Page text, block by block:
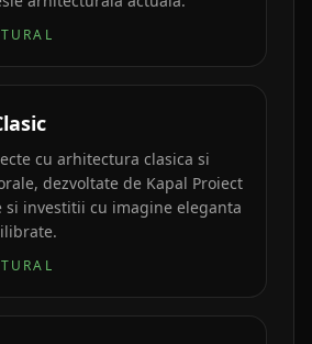
cu arhitectura clasica si
dezvoltate de Kapal Proiect
investitii cu imagine eleganta